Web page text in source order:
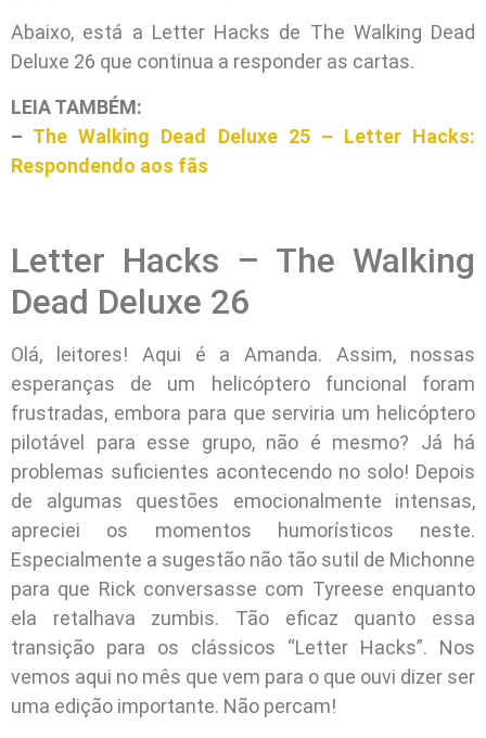
Abaixo, está a Letter Hacks de The Walking Dead
Deluxe 26 que continua a responder as cartas.
LEIA TAMBÉM:
– The Walking Dead Deluxe 25 – Letter Hacks:
Respondendo aos fãs
Letter Hacks – The Walking
Dead Deluxe 26
Olá, leitores! Aqui é a Amanda. Assim, nossas
esperanças de um helicóptero funcional foram
frustradas, embora para que serviria um helicóptero
pilotável para esse grupo, não é mesmo? Já há
problemas suficientes acontecendo no solo! Depois
de algumas questões emocionalmente intensas,
apreciei os momentos humorísticos neste.
Especialmente a sugestão não tão sutil de Michonne
para que Rick conversasse com Tyreese enquanto
ela retalhava zumbis. Tão eficaz quanto essa
transição para os clássicos “Letter Hacks”. Nos
vemos aqui no mês que vem para o que ouvi dizer ser
uma edição importante. Não percam!